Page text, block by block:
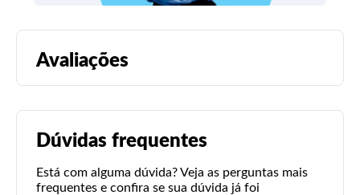
Avaliações
Dúvidas frequentes
Está com alguma dúvida? Veja as perguntas mais
frequentes e confira se sua dúvida já foi